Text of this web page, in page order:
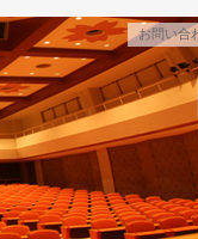
お問い合